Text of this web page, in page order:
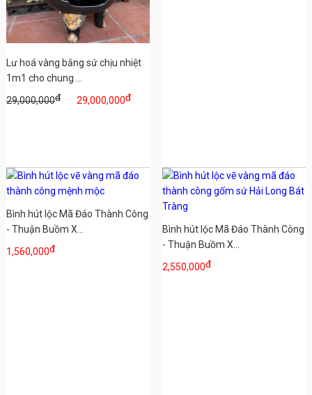
Lư hoá vàng bằng sứ chịu nhiệt
1m1 cho chung ...
29,000,000đ 29,000,000đ
Bình hút lộc Mã Đáo Thành Công
- Thuận Buồm X...
1,560,000đ
Bình hút lộc Mã Đáo Thành Công
- Thuận Buồm X...
2,550,000đ